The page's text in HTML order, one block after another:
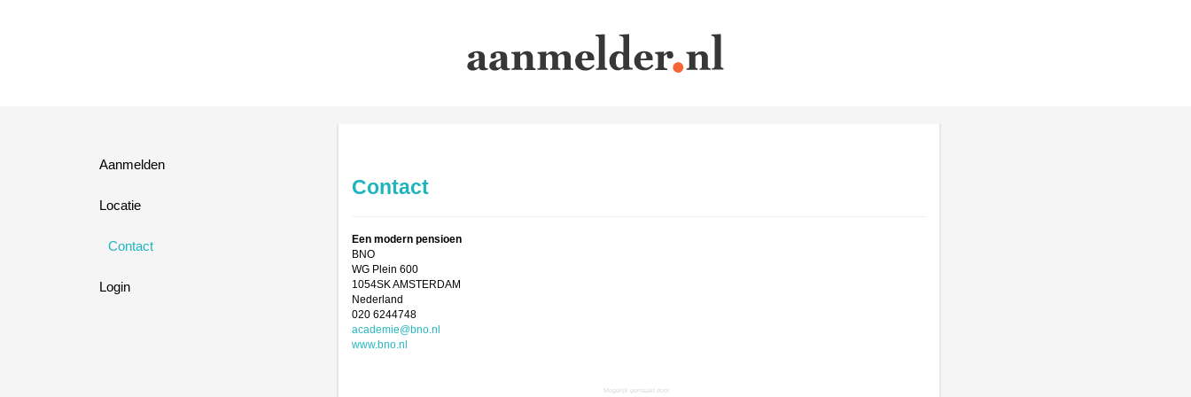
Aanmelden
Locatie
Contact
Login
Contact
Een modern pensioen
BNO
WG Plein 600
1054SK AMSTERDAM
Nederland
020 6244748
academie@bno.nl
www.bno.nl
Mogelijk gemaakt door